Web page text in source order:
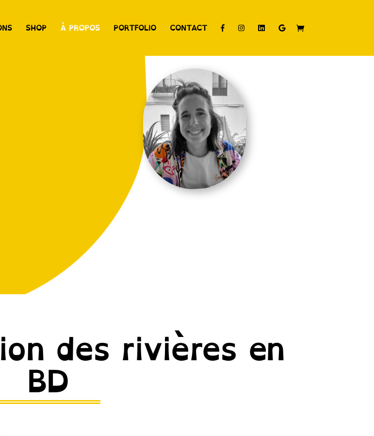
SHOP À PROPOS PORTFOLIO CONTACT
des rivières en
BD